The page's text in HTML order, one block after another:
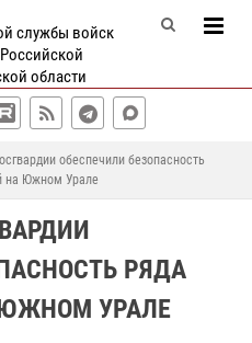
службы войск
области
обеспечили безопасность
на Южном Урале
РЯДА
УРАЛЕ